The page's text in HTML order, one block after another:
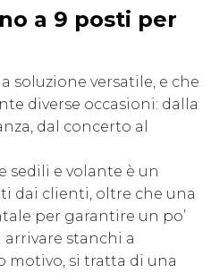
a 9 posti per
soluzione versatile, e che
diverse occasioni: dalla
dal concerto al
sedili e volante è un
dai clienti, oltre che una
per garantire un po’
stanchi a
motivo, si tratta di una